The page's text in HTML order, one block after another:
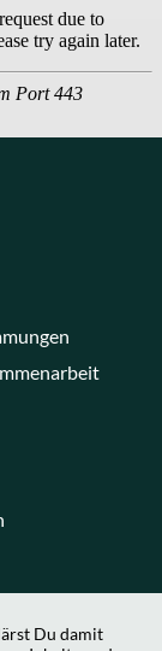
Du damit